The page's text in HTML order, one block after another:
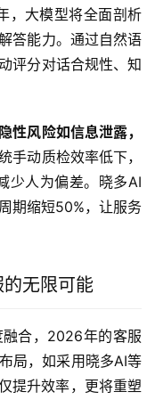
，大模型将全面剖析
答能力。通过自然语
评分对话合规性、知
性风险如信息泄露，
手动质检效率低下，
少人为偏差。晓多AI
期缩短50%，让服务
无限可能
合，2026年的客服
局，如采用晓多AI等
提升效率，更将重塑